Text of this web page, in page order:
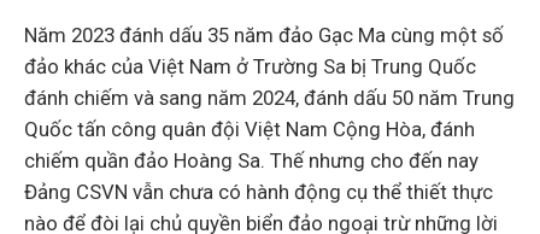
Năm 2023 đánh dấu 35 năm đảo Gạc Ma cùng một số
đảo khác của Việt Nam ở Trường Sa bị Trung Quốc
đánh chiếm và sang năm 2024, đánh dấu 50 năm Trung
Quốc tấn công quân đội Việt Nam Cộng Hòa, đánh
chiếm quần đảo Hoàng Sa. Thế nhưng cho đến nay
Đảng CSVN vẫn chưa có hành động cụ thể thiết thực
nào để đòi lại chủ quyền biển đảo ngoại trừ những lời